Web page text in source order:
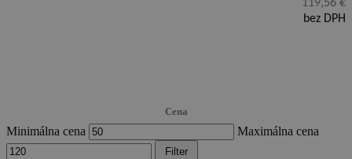
119,56 €
bez DPH
Cena
Minimálna cena Maximálna cena
Filter